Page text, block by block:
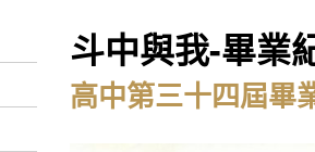
斗中與我-畢業
高中第三十四屆畢